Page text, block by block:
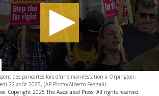
des pancartes lors d'une manifestation à Orpington,
22 août 2025, (AP Photo/Alberto Pezzali)
Copyright 2025 The Associated Press. All rights reserved